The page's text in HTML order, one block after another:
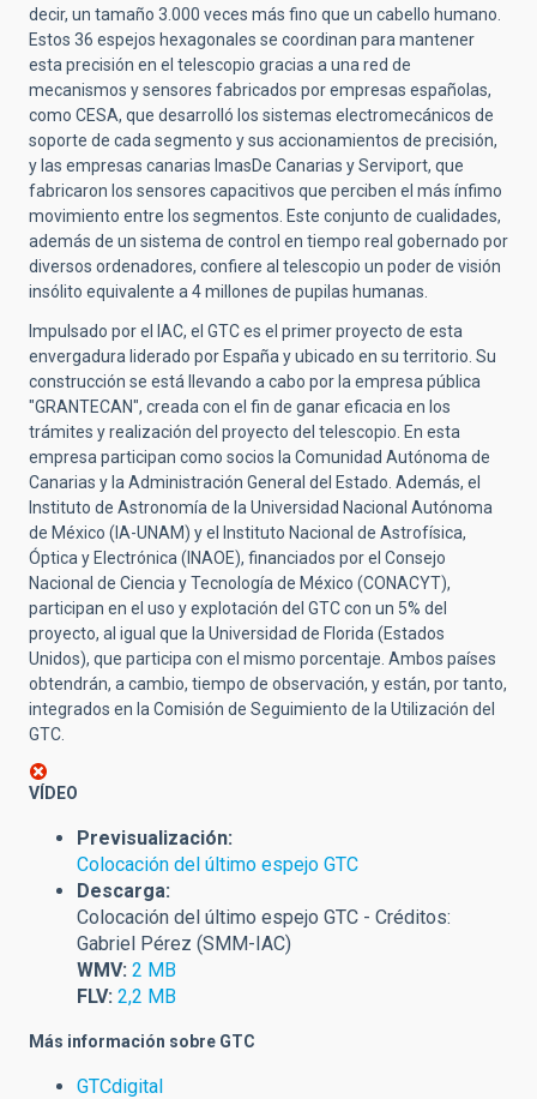
decir, un tamaño 3.000 veces más fino que un cabello humano.
Estos 36 espejos hexagonales se coordinan para mantener
esta precisión en el telescopio gracias a una red de
mecanismos y sensores fabricados por empresas españolas,
como CESA, que desarrolló los sistemas electromecánicos de
soporte de cada segmento y sus accionamientos de precisión,
y las empresas canarias ImasDe Canarias y Serviport, que
fabricaron los sensores capacitivos que perciben el más ínfimo
movimiento entre los segmentos. Este conjunto de cualidades,
además de un sistema de control en tiempo real gobernado por
diversos ordenadores, confiere al telescopio un poder de visión
insólito equivalente a 4 millones de pupilas humanas.
Impulsado por el IAC, el GTC es el primer proyecto de esta
envergadura liderado por España y ubicado en su territorio. Su
construcción se está llevando a cabo por la empresa pública
"GRANTECAN", creada con el fin de ganar eficacia en los
trámites y realización del proyecto del telescopio. En esta
empresa participan como socios la Comunidad Autónoma de
Canarias y la Administración General del Estado. Además, el
Instituto de Astronomía de la Universidad Nacional Autónoma
de México (IA-UNAM) y el Instituto Nacional de Astrofísica,
Óptica y Electrónica (INAOE), financiados por el Consejo
Nacional de Ciencia y Tecnología de México (CONACYT),
participan en el uso y explotación del GTC con un 5% del
proyecto, al igual que la Universidad de Florida (Estados
Unidos), que participa con el mismo porcentaje. Ambos países
obtendrán, a cambio, tiempo de observación, y están, por tanto,
integrados en la Comisión de Seguimiento de la Utilización del
GTC.
VÍDEO
Previsualización:
Colocación del último espejo GTC
Descarga:
Colocación del último espejo GTC - Créditos:
Gabriel Pérez (SMM-IAC)
WMV: 2 MB
FLV: 2,2 MB
Más información sobre GTC
GTCdigital